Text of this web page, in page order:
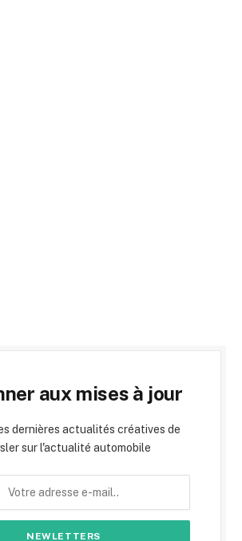
aux mises à jour
dernières actualités créatives de
sur l'actualité automobile